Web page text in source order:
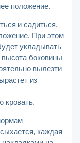
положение.
и садиться,
При этом
укладывать
боковины
вылезти
из
кровать.
каждая